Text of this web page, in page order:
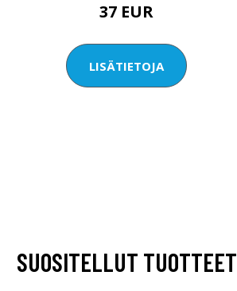
37 EUR
LISÄTIETOJA
SUOSITELLUT TUOTTEET